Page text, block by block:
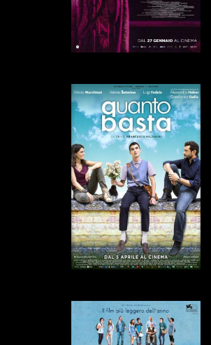
GUARDA IL TRAILER
VAI ALLA SCHEDA